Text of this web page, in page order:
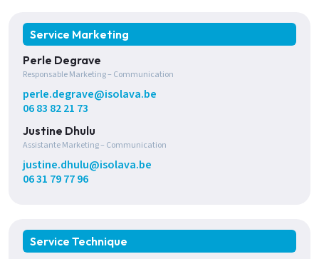
Service Marketing
Perle Degrave
Responsable Marketing – Communication
perle.degrave@isolava.be
06 83 82 21 73
Justine Dhulu
Assistante Marketing – Communication
justine.dhulu@isolava.be
06 31 79 77 96
Service Technique